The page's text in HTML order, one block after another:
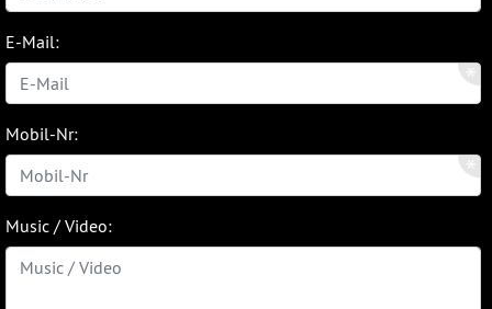
E-Mail:
Mobil-Nr:
Music / Video: